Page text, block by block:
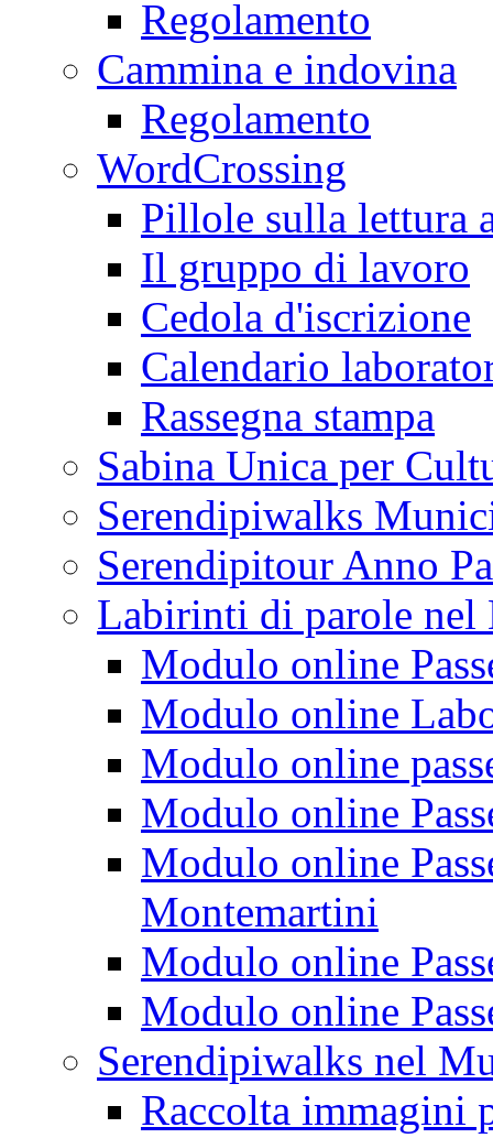
Regolamento
Cammina e indovina
Regolamento
WordCrossing
Pillole sulla lettura
Il gruppo di lavoro
Cedola d'iscrizione
Calendario
Rassegna stampa
Sabina Unica per
Serendipiwalks
Serendipitour Anno
Labirinti di parole
Modulo online
Modulo online
Modulo online
Modulo online
Modulo online
Montemartini
Modulo online
Modulo online
Serendipiwalks nel
Raccolta immagini